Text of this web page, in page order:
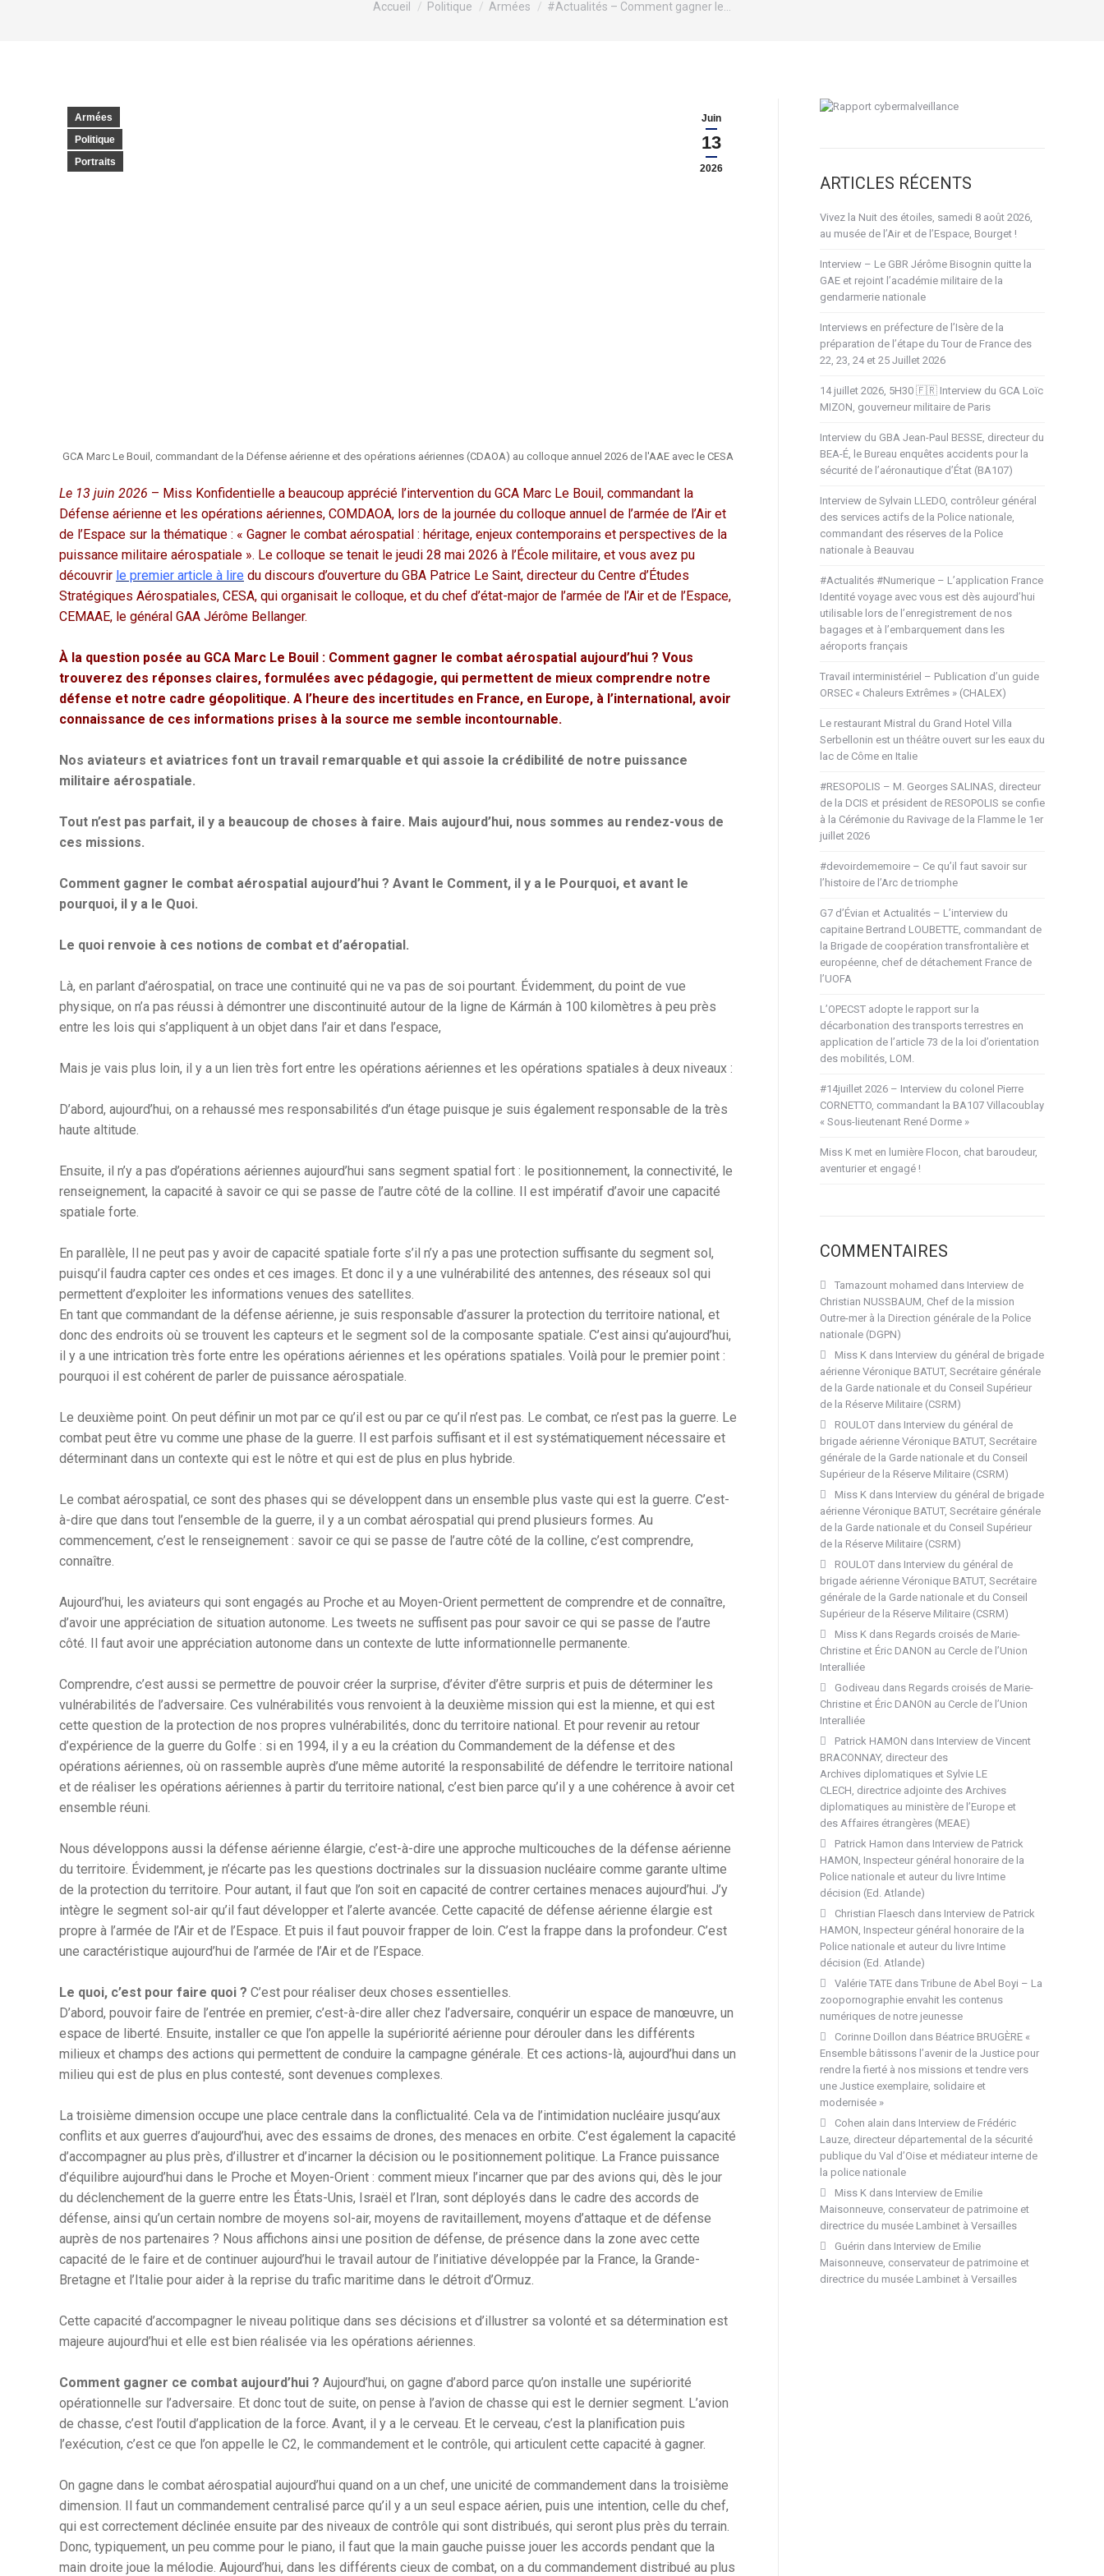
Accueil Politique Armées #Actualités – Comment gagner le…
Juin
13
2026
Armées
Politique
Portraits
GCA Marc Le Bouil, commandant de la Défense aérienne et des opérations aériennes (CDAOA) au colloque annuel 2026 de l'AAE avec le CESA
Le 13 juin 2026 – Miss Konfidentielle a beaucoup apprécié l’intervention du GCA Marc Le Bouil, commandant la
Défense aérienne et les opérations aériennes, COMDAOA, lors de la journée du colloque annuel de l’armée de l’Air et
de l’Espace sur la thématique : « Gagner le combat aérospatial : héritage, enjeux contemporains et perspectives de la
puissance militaire aérospatiale ». Le colloque se tenait le jeudi 28 mai 2026 à l’École militaire, et vous avez pu
découvrir le premier article à lire du discours d’ouverture du GBA Patrice Le Saint, directeur du Centre d’Études
Stratégiques Aérospatiales, CESA, qui organisait le colloque, et du chef d’état-major de l’armée de l’Air et de l’Espace,
CEMAAE, le général GAA Jérôme Bellanger.
À la question posée au GCA Marc Le Bouil : Comment gagner le combat aérospatial aujourd’hui ? Vous
trouverez des réponses claires, formulées avec pédagogie, qui permettent de mieux comprendre notre
défense et notre cadre géopolitique. A l’heure des incertitudes en France, en Europe, à l’international, avoir
connaissance de ces informations prises à la source me semble incontournable.
Nos aviateurs et aviatrices font un travail remarquable et qui assoie la crédibilité de notre puissance
militaire aérospatiale.
Tout n’est pas parfait, il y a beaucoup de choses à faire. Mais aujourd’hui, nous sommes au rendez-vous de
ces missions.
Comment gagner le combat aérospatial aujourd’hui ? Avant le Comment, il y a le Pourquoi, et avant le
pourquoi, il y a le Quoi.
Le quoi renvoie à ces notions de combat et d’aéropatial.
Là, en parlant d’aérospatial, on trace une continuité qui ne va pas de soi pourtant. Évidemment, du point de vue
physique, on n’a pas réussi à démontrer une discontinuité autour de la ligne de Kármán à 100 kilomètres à peu près
entre les lois qui s’appliquent à un objet dans l’air et dans l’espace,
Mais je vais plus loin, il y a un lien très fort entre les opérations aériennes et les opérations spatiales à deux niveaux :
D’abord, aujourd’hui, on a rehaussé mes responsabilités d’un étage puisque je suis également responsable de la très
haute altitude.
Ensuite, il n’y a pas d’opérations aériennes aujourd’hui sans segment spatial fort : le positionnement, la connectivité, le
renseignement, la capacité à savoir ce qui se passe de l’autre côté de la colline. Il est impératif d’avoir une capacité
spatiale forte.
En parallèle, Il ne peut pas y avoir de capacité spatiale forte s’il n’y a pas une protection suffisante du segment sol,
puisqu’il faudra capter ces ondes et ces images. Et donc il y a une vulnérabilité des antennes, des réseaux sol qui
permettent d’exploiter les informations venues des satellites.
En tant que commandant de la défense aérienne, je suis responsable d’assurer la protection du territoire national, et
donc des endroits où se trouvent les capteurs et le segment sol de la composante spatiale. C’est ainsi qu’aujourd’hui,
il y a une intrication très forte entre les opérations aériennes et les opérations spatiales. Voilà pour le premier point :
pourquoi il est cohérent de parler de puissance aérospatiale.
Le deuxième point. On peut définir un mot par ce qu’il est ou par ce qu’il n’est pas. Le combat, ce n’est pas la guerre. Le
combat peut être vu comme une phase de la guerre. Il est parfois suffisant et il est systématiquement nécessaire et
déterminant dans un contexte qui est le nôtre et qui est de plus en plus hybride.
Le combat aérospatial, ce sont des phases qui se développent dans un ensemble plus vaste qui est la guerre. C’est-
à-dire que dans tout l’ensemble de la guerre, il y a un combat aérospatial qui prend plusieurs formes. Au
commencement, c’est le renseignement : savoir ce qui se passe de l’autre côté de la colline, c’est comprendre,
connaître.
Aujourd’hui, les aviateurs qui sont engagés au Proche et au Moyen-Orient permettent de comprendre et de connaître,
d’avoir une appréciation de situation autonome. Les tweets ne suffisent pas pour savoir ce qui se passe de l’autre
côté. Il faut avoir une appréciation autonome dans un contexte de lutte informationnelle permanente.
Comprendre, c’est aussi se permettre de pouvoir créer la surprise, d’éviter d’être surpris et puis de déterminer les
vulnérabilités de l’adversaire. Ces vulnérabilités vous renvoient à la deuxième mission qui est la mienne, et qui est
cette question de la protection de nos propres vulnérabilités, donc du territoire national. Et pour revenir au retour
d’expérience de la guerre du Golfe : si en 1994, il y a eu la création du Commandement de la défense et des
opérations aériennes, où on rassemble auprès d’une même autorité la responsabilité de défendre le territoire national
et de réaliser les opérations aériennes à partir du territoire national, c’est bien parce qu’il y a une cohérence à avoir cet
ensemble réuni.
Nous développons aussi la défense aérienne élargie, c’est-à-dire une approche multicouches de la défense aérienne
du territoire. Évidemment, je n’écarte pas les questions doctrinales sur la dissuasion nucléaire comme garante ultime
de la protection du territoire. Pour autant, il faut que l’on soit en capacité de contrer certaines menaces aujourd’hui. J’y
intègre le segment sol-air qu’il faut développer et l’alerte avancée. Cette capacité de défense aérienne élargie est
propre à l’armée de l’Air et de l’Espace. Et puis il faut pouvoir frapper de loin. C’est la frappe dans la profondeur. C’est
une caractéristique aujourd’hui de l’armée de l’Air et de l’Espace.
Le quoi, c’est pour faire quoi ? C’est pour réaliser deux choses essentielles.
D’abord, pouvoir faire de l’entrée en premier, c’est-à-dire aller chez l’adversaire, conquérir un espace de manœuvre, un
espace de liberté. Ensuite, installer ce que l’on appelle la supériorité aérienne pour dérouler dans les différents
milieux et champs des actions qui permettent de conduire la campagne générale. Et ces actions-là, aujourd’hui dans un
milieu qui est de plus en plus contesté, sont devenues complexes.
La troisième dimension occupe une place centrale dans la conflictualité. Cela va de l’intimidation nucléaire jusqu’aux
conflits et aux guerres d’aujourd’hui, avec des essaims de drones, des menaces en orbite. C’est également la capacité
d’accompagner au plus près, d’illustrer et d’incarner la décision ou le positionnement politique. La France puissance
d’équilibre aujourd’hui dans le Proche et Moyen-Orient : comment mieux l’incarner que par des avions qui, dès le jour
du déclenchement de la guerre entre les États-Unis, Israël et l’Iran, sont déployés dans le cadre des accords de
défense, ainsi qu’un certain nombre de moyens sol-air, moyens de ravitaillement, moyens d’attaque et de défense
auprès de nos partenaires ? Nous affichons ainsi une position de défense, de présence dans la zone avec cette
capacité de le faire et de continuer aujourd’hui le travail autour de l’initiative développée par la France, la Grande-
Bretagne et l’Italie pour aider à la reprise du trafic maritime dans le détroit d’Ormuz.
Cette capacité d’accompagner le niveau politique dans ses décisions et d’illustrer sa volonté et sa détermination est
majeure aujourd’hui et elle est bien réalisée via les opérations aériennes.
Comment gagner ce combat aujourd’hui ? Aujourd’hui, on gagne d’abord parce qu’on installe une supériorité
opérationnelle sur l’adversaire. Et donc tout de suite, on pense à l’avion de chasse qui est le dernier segment. L’avion
de chasse, c’est l’outil d’application de la force. Avant, il y a le cerveau. Et le cerveau, c’est la planification puis
l’exécution, c’est ce que l’on appelle le C2, le commandement et le contrôle, qui articulent cette capacité à gagner.
On gagne dans le combat aérospatial aujourd’hui quand on a un chef, une unicité de commandement dans la troisième
dimension. Il faut un commandement centralisé parce qu’il y a un seul espace aérien, puis une intention, celle du chef,
qui est correctement déclinée ensuite par des niveaux de contrôle qui sont distribués, qui seront plus près du terrain.
Donc, typiquement, un peu comme pour le piano, il faut que la main gauche puisse jouer les accords pendant que la
main droite joue la mélodie. Aujourd’hui, dans les différents cieux de combat, on a du commandement distribué au plus
ARTICLES RÉCENTS
Vivez la Nuit des étoiles, samedi 8 août 2026,
au musée de l’Air et de l’Espace, Bourget !
Interview – Le GBR Jérôme Bisognin quitte la
GAE et rejoint l’académie militaire de la
gendarmerie nationale
Interviews en préfecture de l’Isère de la
préparation de l’étape du Tour de France des
22, 23, 24 et 25 Juillet 2026
14 juillet 2026, 5H30 🇫🇷 Interview du GCA Loïc
MIZON, gouverneur militaire de Paris
Interview du GBA Jean-Paul BESSE, directeur du
BEA-É, le Bureau enquêtes accidents pour la
sécurité de l’aéronautique d’État (BA107)
Interview de Sylvain LLEDO, contrôleur général
des services actifs de la Police nationale,
commandant des réserves de la Police
nationale à Beauvau
#Actualités #Numerique – L’application France
Identité voyage avec vous est dès aujourd’hui
utilisable lors de l’enregistrement de nos
bagages et à l’embarquement dans les
aéroports français
Travail interministériel – Publication d’un guide
ORSEC « Chaleurs Extrêmes » (CHALEX)
Le restaurant Mistral du Grand Hotel Villa
Serbellonin est un théâtre ouvert sur les eaux du
lac de Côme en Italie
#RESOPOLIS – M. Georges SALINAS, directeur
de la DCIS et président de RESOPOLIS se confie
à la Cérémonie du Ravivage de la Flamme le 1er
juillet 2026
#devoirdememoire – Ce qu’il faut savoir sur
l’histoire de l’Arc de triomphe
G7 d’Évian et Actualités – L’interview du
capitaine Bertrand LOUBETTE, commandant de
la Brigade de coopération transfrontalière et
européenne, chef de détachement France de
l’UOFA
L’OPECST adopte le rapport sur la
décarbonation des transports terrestres en
application de l’article 73 de la loi d’orientation
des mobilités, LOM.
#14juillet 2026 – Interview du colonel Pierre
CORNETTO, commandant la BA107 Villacoublay
« Sous-lieutenant René Dorme »
Miss K met en lumière Flocon, chat baroudeur,
aventurier et engagé !
COMMENTAIRES
Tamazount mohamed dans Interview de
Christian NUSSBAUM, Chef de la mission
Outre-mer à la Direction générale de la Police
nationale (DGPN)
Miss K dans Interview du général de brigade
aérienne Véronique BATUT, Secrétaire générale
de la Garde nationale et du Conseil Supérieur
de la Réserve Militaire (CSRM)
ROULOT dans Interview du général de
brigade aérienne Véronique BATUT, Secrétaire
générale de la Garde nationale et du Conseil
Supérieur de la Réserve Militaire (CSRM)
Miss K dans Interview du général de brigade
aérienne Véronique BATUT, Secrétaire générale
de la Garde nationale et du Conseil Supérieur
de la Réserve Militaire (CSRM)
ROULOT dans Interview du général de
brigade aérienne Véronique BATUT, Secrétaire
générale de la Garde nationale et du Conseil
Supérieur de la Réserve Militaire (CSRM)
Miss K dans Regards croisés de Marie-
Christine et Éric DANON au Cercle de l’Union
Interalliée
Godiveau dans Regards croisés de Marie-
Christine et Éric DANON au Cercle de l’Union
Interalliée
Patrick HAMON dans Interview de Vincent
BRACONNAY, directeur des
Archives diplomatiques et Sylvie LE
CLECH, directrice adjointe des Archives
diplomatiques au ministère de l’Europe et
des Affaires étrangères (MEAE)
Patrick Hamon dans Interview de Patrick
HAMON, Inspecteur général honoraire de la
Police nationale et auteur du livre Intime
décision (Ed. Atlande)
Christian Flaesch dans Interview de Patrick
HAMON, Inspecteur général honoraire de la
Police nationale et auteur du livre Intime
décision (Ed. Atlande)
Valérie TATE dans Tribune de Abel Boyi – La
zoopornographie envahit les contenus
numériques de notre jeunesse
Corinne Doillon dans Béatrice BRUGÈRE «
Ensemble bâtissons l’avenir de la Justice pour
rendre la fierté à nos missions et tendre vers
une Justice exemplaire, solidaire et
modernisée »
Cohen alain dans Interview de Frédéric
Lauze, directeur départemental de la sécurité
publique du Val d’Oise et médiateur interne de
la police nationale
Miss K dans Interview de Emilie
Maisonneuve, conservateur de patrimoine et
directrice du musée Lambinet à Versailles
Guérin dans Interview de Emilie
Maisonneuve, conservateur de patrimoine et
directrice du musée Lambinet à Versailles